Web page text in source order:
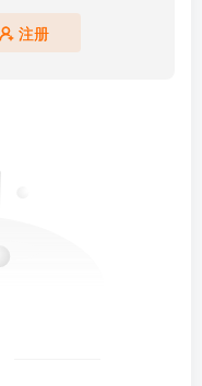
注册